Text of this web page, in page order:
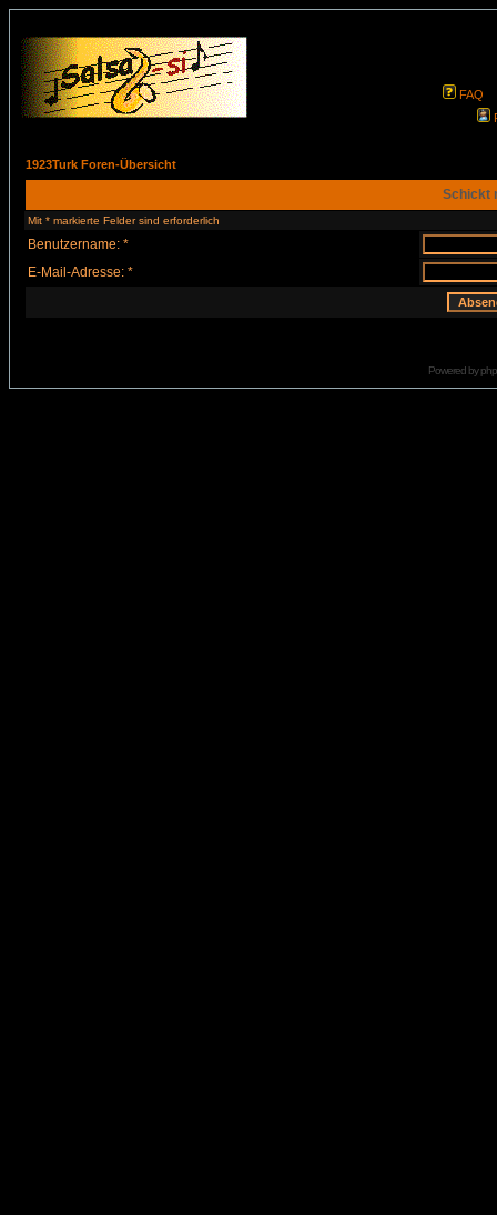
FAQ
1923Turk Foren-Übersicht
Schickt
Mit * markierte Felder sind erforderlich
Benutzername: *
E-Mail-Adresse: *
Powered by